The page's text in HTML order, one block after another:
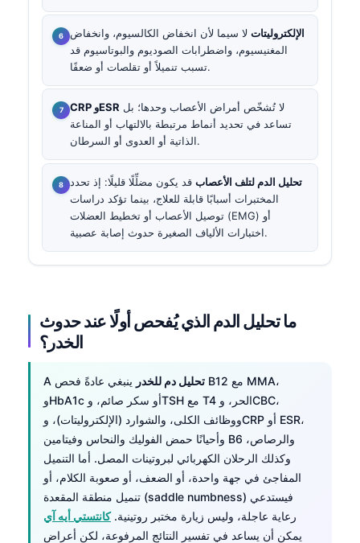
الإلكتروليتات لا سيما لأن انخفاض الكالسيوم، وانخفاض
المغنيسيوم، واضطرابات الصوديوم والبوتاسيوم قد
تسبب تنميلاً أو تقلصات أو ضعفًا.
CRP وESR
تساعد في تحديد أنماط مرتبطة بالالتهاب أو المناعة
الذاتية أو العدوى أو السرطان.
تحليل الدم لتلف الأعصاب قد يكون مضلِّلًا قليلًا: إذ تحدد
المختبرات أسبابًا قابلة للعلاج، بينما تؤكد دراسات
توصيل الأعصاب أو تخطيط العضلات (EMG) أو
اختبارات الألياف الصغيرة حدوث إصابة عصبية.
ماتحليل الدمالذي يُفحص أولًا عند حدوث
الخدر؟
A تحليل دم للخدر ينبغي عادةً فحص B12 مع MMA،
وHbA1c أو سكر صائم، وTSH مع T4 الحر، وCBC،
ووظائف الكلى، والشوارد (الإلكتروليتات)، وCRP أو ESR،
وأحيانًا حمض الفوليك والنحاس وفيتامين B6 والرصاص،
وكذلك الرحلان الكهربائي لبروتينات المصل. أما التنميل
المفاجئ في جهة واحدة، أو الضعف، أو صعوبة الكلام، أو
تنميل منطقة المقعدة (saddle numbness) فيستدعي
رعاية عاجلة، وليس زيارة مختبر روتينية.كانتستي أيه آي
يمكن أن يساعد في تفسير النتائج المرفوعة، لكن أعراض